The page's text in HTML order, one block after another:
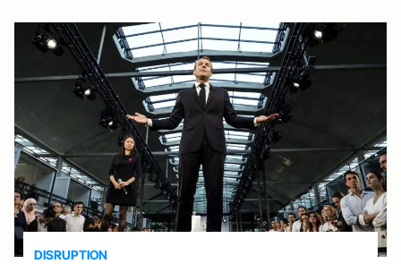
DISRUPTION